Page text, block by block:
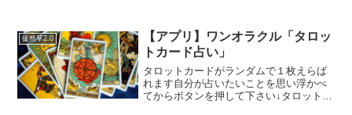
徒然草2.0
【アプリ】ワンオラクル「タロッ
トカード占い」
タロットカードがランダムで１枚えらば
れます自分が占いたいことを思い浮かべ
てからボタンを押して下さい↓タロットを